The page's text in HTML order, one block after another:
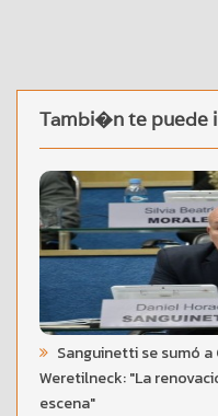
Tambi�n te puede
Sanguinetti se sumó
Weretilneck: "La
escena"